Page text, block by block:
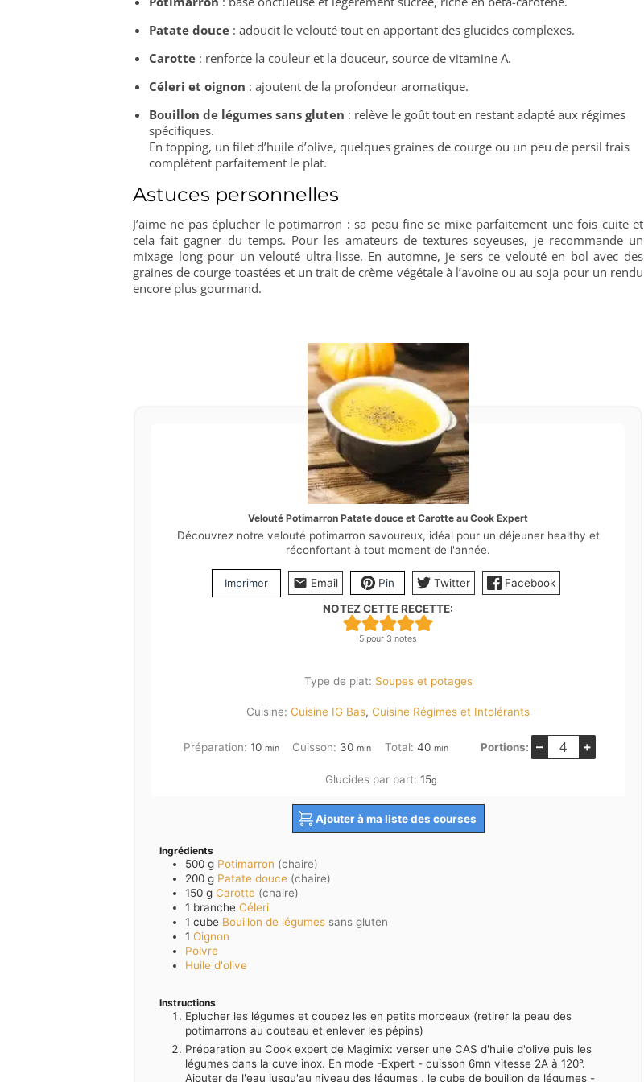
Patate douce : adoucit le velouté tout en apportant des glucides complexes.
Carotte : renforce la couleur et la douceur, source de vitamine A.
Céleri et oignon : ajoutent de la profondeur aromatique.
Bouillon de légumes sans gluten : relève le goût tout en restant adapté aux régimes
spécifiques.
En topping, un filet d’huile d’olive, quelques graines de courge ou un peu de persil frais
complètent parfaitement le plat.
Astuces personnelles
J’aime ne pas éplucher le potimarron : sa peau fine se mixe parfaitement une fois cuite et
cela fait gagner du temps. Pour les amateurs de textures soyeuses, je recommande un
mixage long pour un velouté ultra-lisse. En automne, je sers ce velouté en bol avec des
graines de courge toastées et un trait de crème végétale à l’avoine ou au soja pour un rendu
encore plus gourmand.
Velouté Potimarron Patate douce et Carotte au Cook Expert
Découvrez notre velouté potimarron savoureux, idéal pour un déjeuner healthy et
réconfortant à tout moment de l'année.
Imprimer Email Pin Twitter
Facebook
NOTEZ CETTE RECETTE:
5 pour 3 notes
Type de plat: Soupes et potages
Cuisine: Cuisine IG Bas, Cuisine Régimes et Intolérants
Préparation:10minutes
min Cuisson: 30minutes
min Total: 40minutes
min Portions: – +
Glucides par part:15g
Ajouter à ma liste des courses
Ingrédients
500 g Potimarron (chaire)
200 g Patate douce (chaire)
150 g Carotte (chaire)
1 branche Céleri
1 cube Bouillon de légumes sans gluten
1 Oignon
Poivre
Huile d'olive
Instructions
Eplucher les légumes et coupez les en petits morceaux (retirer la peau des
potimarrons au couteau et enlever les pépins)
Préparation au Cook expert de Magimix: verser une CAS d'huile d'olive puis les
légumes dans la cuve inox. En mode -Expert - cuisson 6mn vitesse 2A à 120°.
Ajouter de l'eau jusqu'au niveau des légumes , le cube de bouillon de légumes -